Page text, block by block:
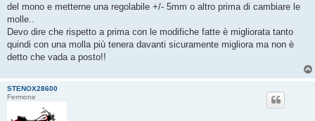
del mono e metterne una regolabile +/- 5mm o altro prima di cambiare le
molle..
Devo dire che rispetto a prima con le modifiche fatte è migliorata tanto
quindi con una molla più tenera davanti sicuramente migliora ma non è
detto che vada a posto!!
STENOX28600
Fermone